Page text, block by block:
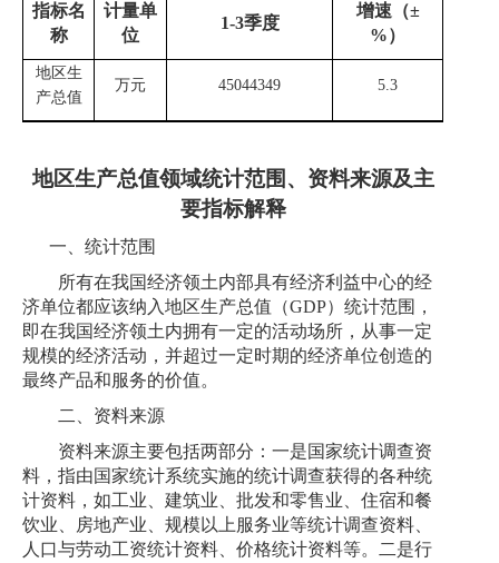
指标名
称
计量单
位
1-3季度
增速（±
%）
地区生
产总值
万元 45044349 5.3
地区生产总值领域统计范围 、资料来源及主
要指标解释
一、统计范围
所有在我国经济领土内部具有经济利益中心的经
济单位都应该纳入地区生产总值（GDP）统计范围，
即在我国经济领土内拥有一定的活动场所，从事一定
规模的经济活动，并超过一定时期的经济单位创造的
最终产品和服务的价值。
二、资料来源
资料来源主要包括两部分： 一是国家统计调查资
料，指由国家统计系统实施的统计调查获得的各种统
计资料，如工业、建筑业、批发和零售业、住宿和餐
饮业、房地产业、规模以上服务业等统计调查资料、
人口与劳动工资统计资料、价格统计资料等。
二是行